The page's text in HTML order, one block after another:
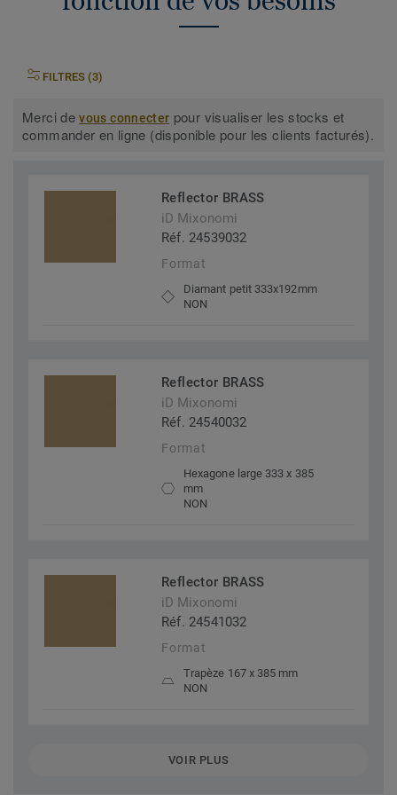
FILTRES (3)
Merci devous connecter pour visualiser les stocks et
commander en ligne (disponible pour les clients facturés).
Reflector BRASS
iD Mixonomi
Réf. 24539032
Format
Diamant petit 333x192mm
NON
Reflector BRASS
iD Mixonomi
Réf. 24540032
Format
Hexagone large 333 x 385
mm
NON
Reflector BRASS
iD Mixonomi
Réf. 24541032
Format
Trapèze 167 x 385 mm
NON
VOIR PLUS